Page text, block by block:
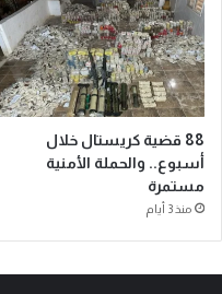
88 قضية كريستال خلال
أسبوع.. والحملة الأمنية
مستمرة
منذ 3 أيام